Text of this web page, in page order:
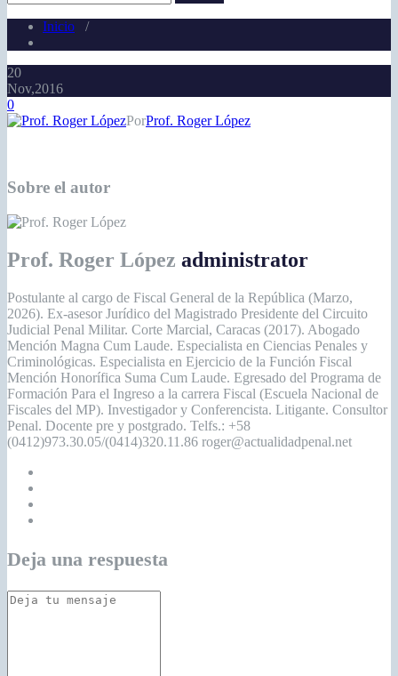
Inicio /
20
Nov,2016
0
PorProf. Roger López
Sobre el autor
Prof. Roger López administrator
Postulante al cargo de Fiscal General de la República (Marzo,
2026). Ex-asesor Jurídico del Magistrado Presidente del Circuito
Judicial Penal Militar. Corte Marcial, Caracas (2017). Abogado
Mención Magna Cum Laude. Especialista en Ciencias Penales y
Criminológicas. Especialista en Ejercicio de la Función Fiscal
Mención Honorífica Suma Cum Laude. Egresado del Programa de
Formación Para el Ingreso a la carrera Fiscal (Escuela Nacional de
Fiscales del MP). Investigador y Conferencista. Litigante. Consultor
Penal. Docente pre y postgrado. Telfs.: +58
(0412)973.30.05/(0414)320.11.86 roger@actualidadpenal.net
Deja una respuesta